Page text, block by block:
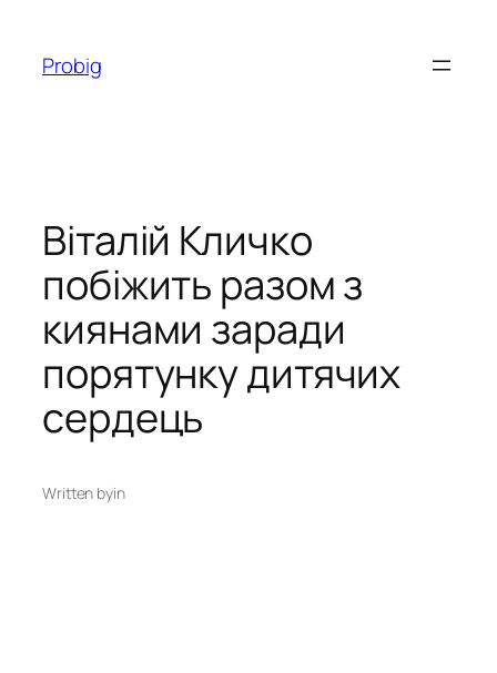
вмісту
Probig
Віталій Кличко
побіжить разом з
киянами заради
порятунку дитячих
сердець
Written byin